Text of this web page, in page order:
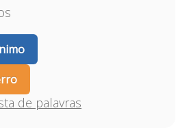
de palavras